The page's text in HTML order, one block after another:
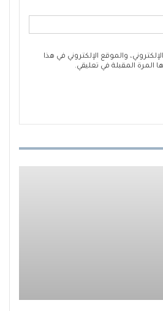
والموقع الإلكتروني في هذا
المرة المقبلة في تعليقي.